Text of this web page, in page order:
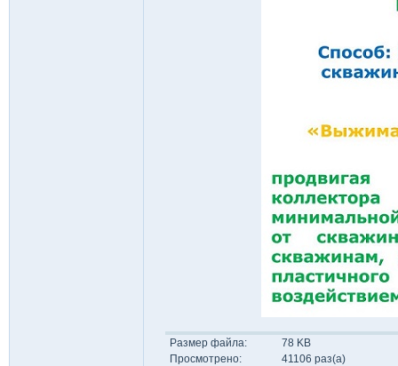
Размер файла:
78 KB
Просмотрено:
41106 раз(а)